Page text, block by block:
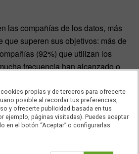
las compañías de los datos, más
que superen sus objetivos: más de
(92%) que utilizan los
frecuencia han alcanzado o
mientras que sólo el 5% de
que han hecho un uso
han declarado haber quedado
propias y de terceros para ofrecerte
posible al recordar tus preferencias,
y ofrecerte publicidad basada en tus
ejemplo, páginas visitadas). Puedes aceptar
en el botón “Aceptar” o configurarlas